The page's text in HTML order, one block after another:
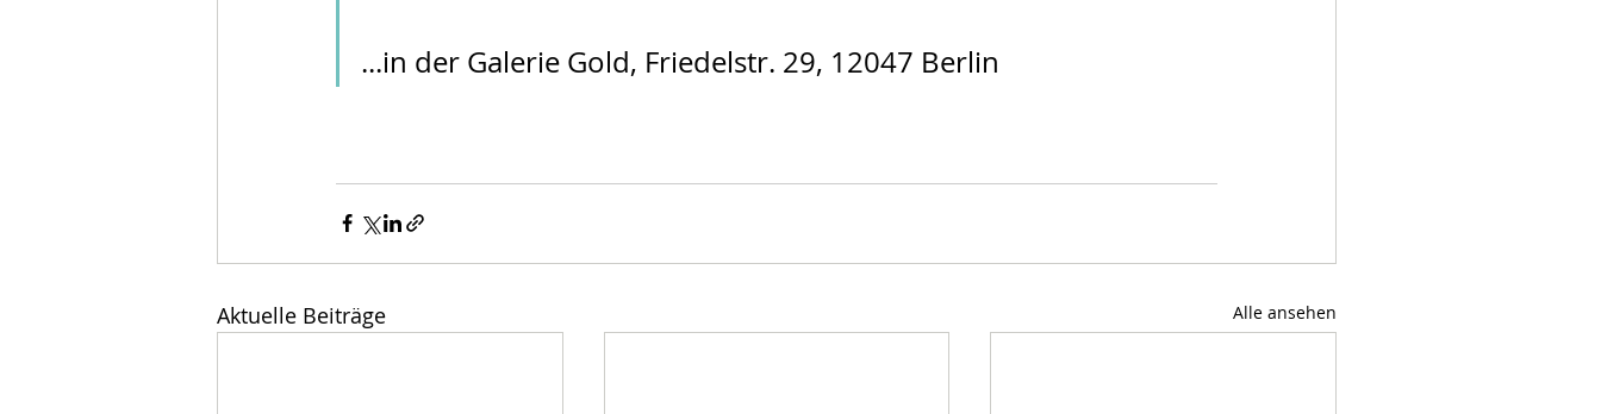
...in der Galerie Gold, Friedelstr. 29, 12047 Berlin
Aktuelle Beiträge Alle ansehen